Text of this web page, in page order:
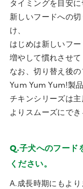
タイミングを目安
新しいフードへの
け、
はじめは新しいフ
増やして慣れさせて
なお、切り替え後
Yum Yum Yum!製
チキンシリーズは
よりスムーズにでき
Q.子犬へのフード
ください。
A.成長時期にもよ